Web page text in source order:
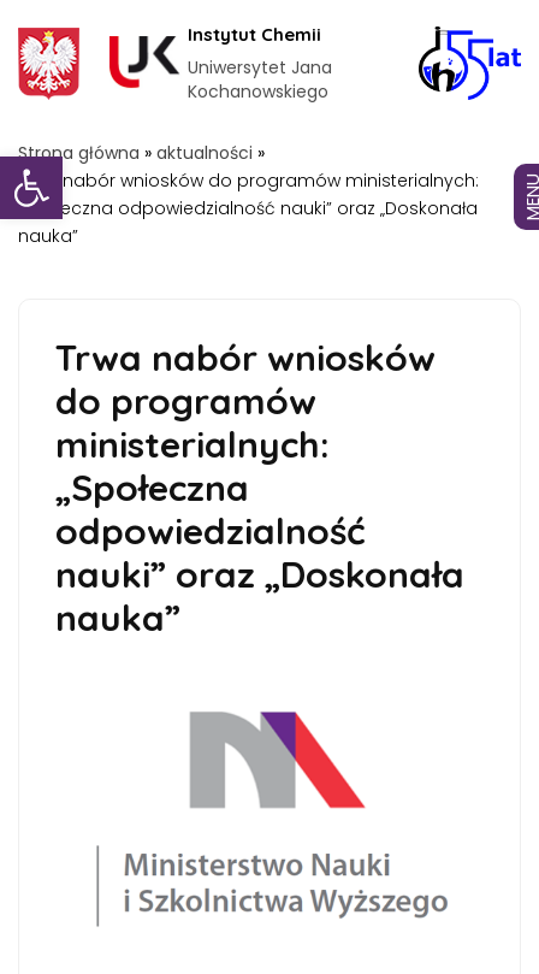
Otwórz pasek narzędzi
Instytut Chemii
Uniwersytet Jana
Kochanowskiego
Strona główna » aktualności »
Trwa nabór wniosków do programów ministerialnych:
„Społeczna odpowiedzialność nauki” oraz „Doskonała
nauka”
Trwa nabór wniosków
do programów
ministerialnych:
„Społeczna
odpowiedzialność
nauki” oraz „Doskonała
nauka”